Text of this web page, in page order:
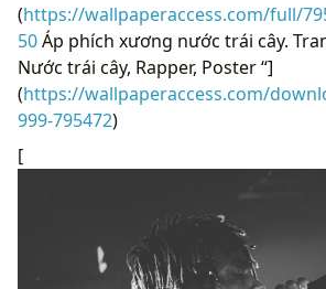
(https://wallpaperaccess.com/full/
50Áp phích xương nước trái cây.
Nước trái cây, Rapper, Poster “]
(https://wallpaperaccess.com/
999-795472)
[